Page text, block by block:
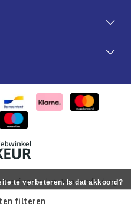
specialist. Van antifouling
- RealizationInStijl Media
filteren
te verbeteren. Is dat akkoord?
Meer over cookies »